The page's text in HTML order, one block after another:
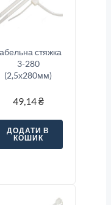
стяжка
3-280
(2,5х280мм)
49,14₴
ДОДАТИ В
КОШИК